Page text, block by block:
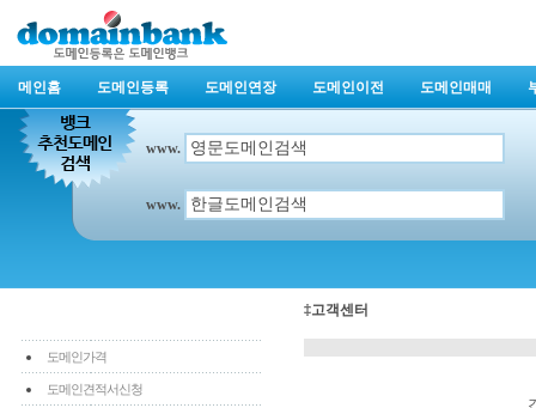
메인홈 도메인등록 도메인연장 도메인이전 도메인매매
www.
www.
도메인가격
도메인견적서신청
‡고객센터